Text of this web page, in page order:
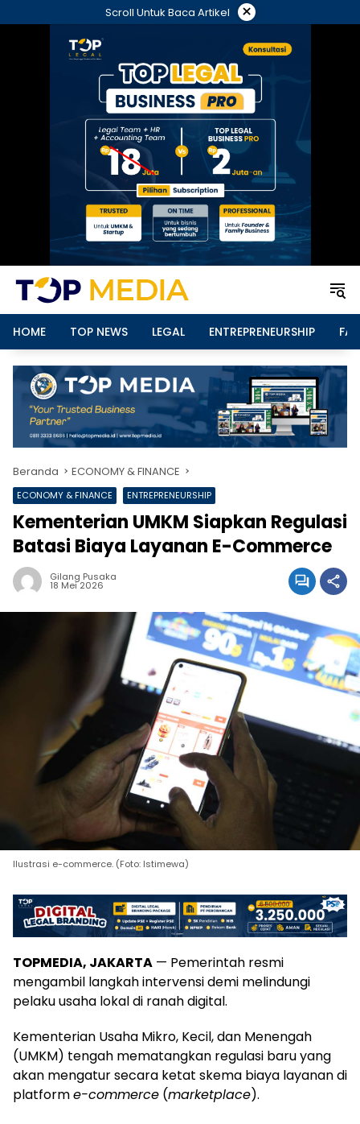
ke
Scroll Untuk Baca Artikel ×
HOME TOP NEWS LEGAL ENTREPRENEURSHIP
Beranda ECONOMY & FINANCE
ECONOMY & FINANCE ENTREPRENEURSHIP
Kementerian UMKM Siapkan Regulasi
Batasi Biaya Layanan E-Commerce
Gilang Pusaka
18 Mei 2026
Ilustrasi e-commerce. (Foto: Istimewa)
TOPMEDIA, JAKARTA — Pemerintah resmi
mengambil langkah intervensi demi melindungi
pelaku usaha lokal di ranah digital.
Kementerian Usaha Mikro, Kecil, dan Menengah
(UMKM) tengah mematangkan regulasi baru yang
akan mengatur secara ketat skema biaya layanan di
platforme-commerce (marketplace).